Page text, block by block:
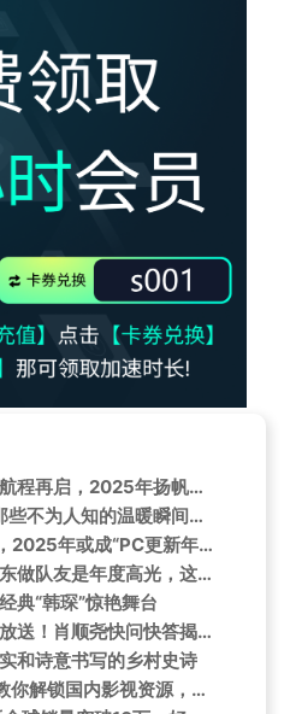
海贼王真人版第二季：航程再启，2025年扬帆起航！
2025年，八角笼内外那些不为人知的温暖瞬间，哪个最戳中你？
微软力推Windows 11，2025年或成“PC更新年”？
德国名将亲述：和樊振东做队友是年度高光，这背后藏着什么故事？
典“韩琛”惊艳舞台
《水龙吟》收官福利大放送！肖顺尧快问快答揭秘沈郎魂幕后趣事
和诗意书写的乡村史诗
海外追剧党必看！3招教你解锁国内影视资源，再也不怕错过偶像新作